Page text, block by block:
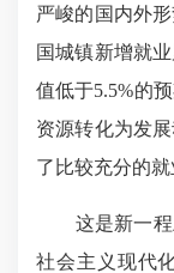
严峻的国内外
国城镇新增就
值低于5.5%的
资源转化为发
了比较充分的就
这是新一
社会主义现代